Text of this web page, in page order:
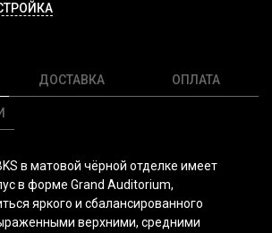
ДОСТАВКА ОПЛАТА
в матовой чёрной отделке имеет
в форме Grand Auditorium,
яркого и сбалансированного
верхними, средними